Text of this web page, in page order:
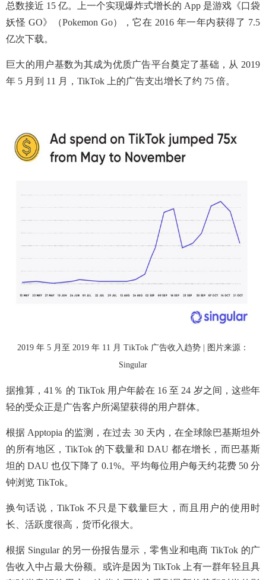
总数接近 15 亿。上一个实现爆炸式增长的 App 是游戏《口袋
妖怪 GO》（Pokemon Go），它在 2016 年一年内获得了 7.5
亿次下载。
巨大的用户基数为其成为优质广告平台奠定了基础，从 2019
年 5 月到 11 月，TikTok 上的广告支出增长了约 75 倍。
2019 年 5 月至 2019 年 11 月 TikTok 广告收入趋势 | 图片来源：
Singular
据推算，41％ 的 TikTok 用户年龄在 16 至 24 岁之间，这些年
轻的受众正是广告客户所渴望获得的用户群体。
根据 Apptopia 的监测，在过去 30 天内，在全球除巴基斯坦外
的所有地区，TikTok 的下载量和 DAU 都在增长，而巴基斯
坦的 DAU 也仅下降了 0.1%。平均每位用户每天约花费 50 分
钟浏览 TikTok。
换句话说，TikTok 不只是下载量巨大，而且用户的使用时
长、活跃度很高，货币化很大。
根据 Singular 的另一份报告显示，零售业和电商 TikTok 的广
告收入中占最大份额。或许是因为 TikTok 上有一群年轻且具